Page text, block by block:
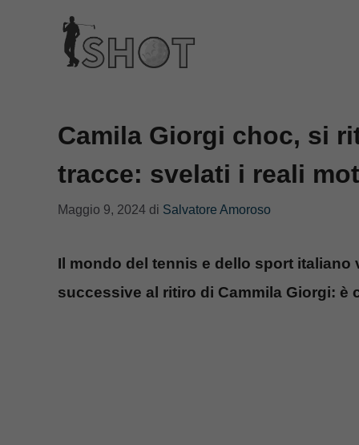
contenuto
Camila Giorgi choc, si
tracce: svelati i reali
Maggio 9, 2024 di Salvatore Amoroso
Il mondo del tennis e dello sport
successive al ritiro di Cammila Giorgi: è